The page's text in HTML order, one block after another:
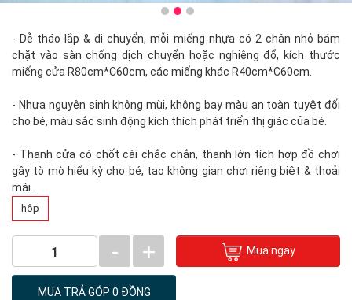
- Dễ tháo lắp & di chuyển, mỗi miếng nhựa có 2 chân nhỏ bám
chặt vào sàn chống dịch chuyển hoặc nghiêng đổ, kích thước
miếng cửa R80cm*C60cm, các miếng khác R40cm*C60cm.
- Nhựa nguyên sinh không mùi, không bay màu an toàn tuyệt đối
cho bé, màu sắc sinh động kích thích phát triển thị giác của bé.
- Thanh cửa có chốt cài chắc chắn, thanh lớn tích hợp đồ chơi
gây tò mò hiếu kỳ cho bé, tạo không gian chơi riêng biệt & thoải
mái.
hộp
1 - + Mua ngay
MUA TRẢ GÓP 0 ĐỒNG